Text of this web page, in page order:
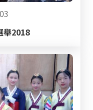
舉2018